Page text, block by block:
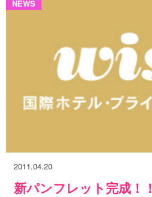
NEWS
2011.04.20
新パンフレット完成！！